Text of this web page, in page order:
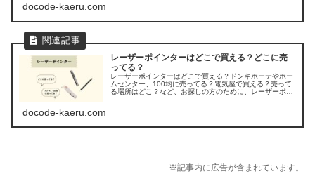
docode-kaeru.com
レーザーポインターはどこで買える？どこに売
ってる？
レーザーポインターはどこで買える？ドンキホーテやホー
ムセンター、100均に売ってる？電気屋で買える？売って
る場所はどこ？など、お探しの方のために、レーザーポイ
docode-kaeru.com
※記事内に広告が含まれています。